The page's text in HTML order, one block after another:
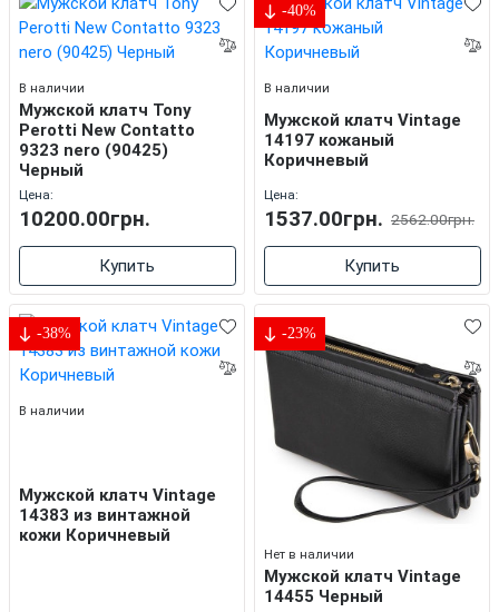
В наличии
Мужской клатч Tony
Perotti New Contatto
9323 nero (90425)
Черный
Цена:
10200.00грн.
Купить
-40%
В наличии
Мужской клатч Vintage
14197 кожаный
Коричневый
Цена:
1537.00грн. 2562.00грн.
Купить
-38%
В наличии
Мужской клатч Vintage
14383 из винтажной
кожи Коричневый
-23%
Нет в наличии
Мужской клатч Vintage
14455 Черный